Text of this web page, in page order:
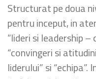
Structurat pe doua
pentru inceput, in
“lideri si leadership –
“convingeri si
liderului” si